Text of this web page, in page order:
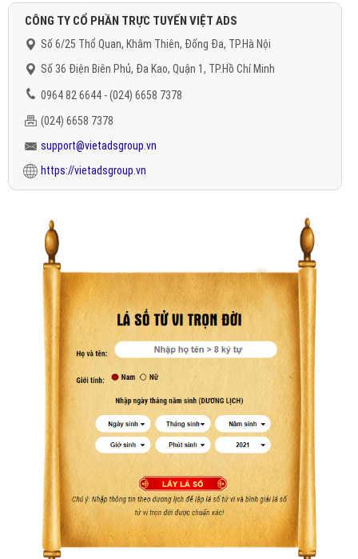
CÔNG TY CỔ PHẦN TRỰC TUYẾN VIỆT ADS
Số 6/25 Thổ Quan, Khâm Thiên, Đống Đa, TP.Hà Nội
Số 36 Điện Biên Phủ, Đa Kao, Quận 1, TP.Hồ Chí Minh
0964 82 6644 - (024) 6658 7378
(024) 6658 7378
support@vietadsgroup.vn
https://vietadsgroup.vn